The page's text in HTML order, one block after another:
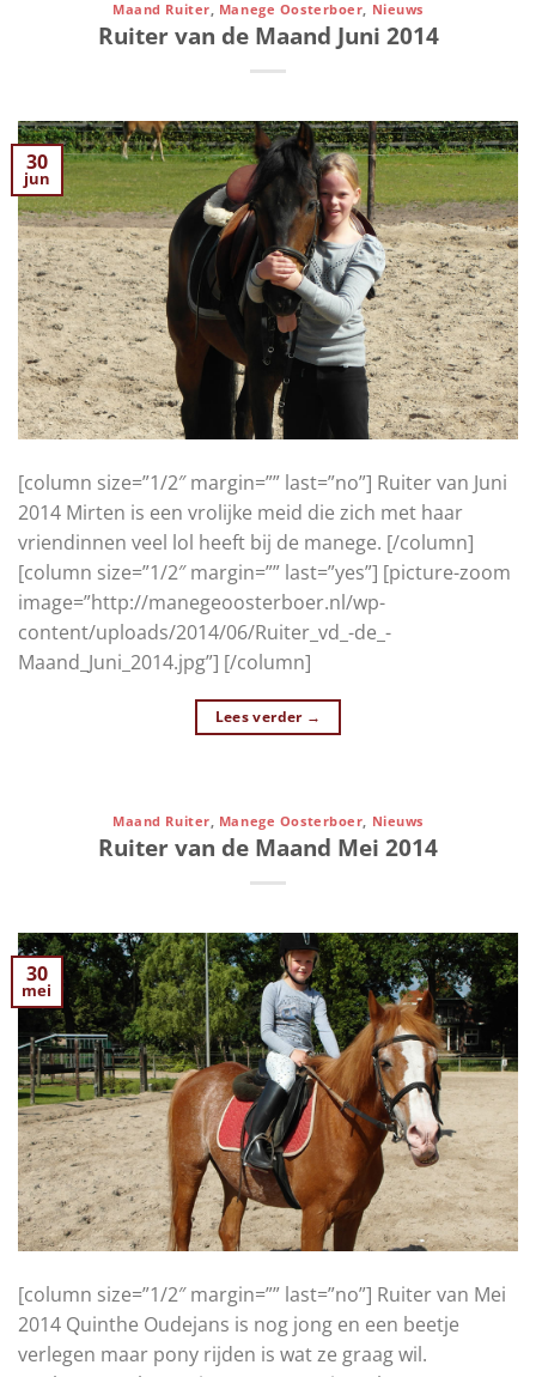
Maand Ruiter Manege Oosterboer Nieuws
Ruiter van de Maand Juni 2014
30
jun
[column size=”1/2″ margin=”” last=”no”] Ruiter van Juni
2014 Mirten is een vrolijke meid die zich met haar
vriendinnen veel lol heeft bij de manege. [/column]
[column size=”1/2″ margin=”” last=”yes”] [picture-zoom
image=”http://manegeoosterboer.nl/wp-
content/uploads/2014/06/Ruiter_vd_-de_-
Maand_Juni_2014.jpg”] [/column]
Lees verder →
Maand Ruiter Manege Oosterboer Nieuws
Ruiter van de Maand Mei 2014
30
mei
[column size=”1/2″ margin=”” last=”no”] Ruiter van Mei
2014 Quinthe Oudejans is nog jong en een beetje
verlegen maar pony rijden is wat ze graag wil.